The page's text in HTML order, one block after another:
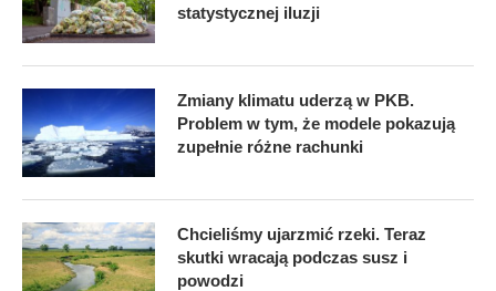
statystycznej iluzji
Zmiany klimatu uderzą w PKB.
Problem w tym, że modele pokazują
zupełnie różne rachunki
Chcieliśmy ujarzmić rzeki. Teraz
skutki wracają podczas susz i
powodzi